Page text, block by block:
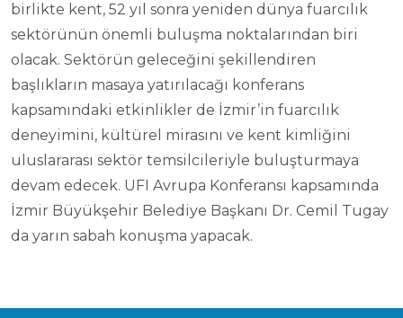
birlikte kent, 52 yıl sonra yeniden dünya fuarcılık
sektörünün önemli buluşma noktalarından biri
olacak. Sektörün geleceğini şekillendiren
başlıkların masaya yatırılacağı konferans
kapsamındaki etkinlikler de İzmir’in fuarcılık
deneyimini, kültürel mirasını ve kent kimliğini
uluslararası sektör temsilcileriyle buluşturmaya
devam edecek. UFI Avrupa Konferansı kapsamında
İzmir Büyükşehir Belediye Başkanı Dr. Cemil Tugay
da yarın sabah konuşma yapacak.